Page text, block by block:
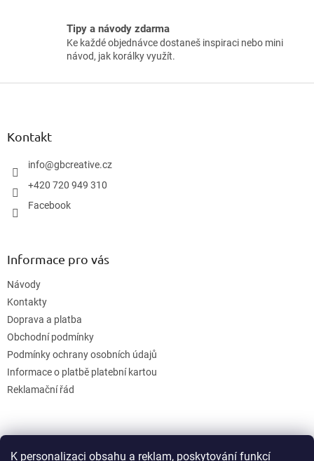
K personalizaci obsahu a reklam, poskytování funkcí
s
u
Tipy a návody zdarma
Ke každé objednávce dostaneš inspiraci nebo mini
návod, jak korálky využít.
Kontakt
info@gbcreative.cz
+420 720 949 310
Facebook
Informace pro vás
Návody
Kontakty
Doprava a platba
Obchodní podmínky
Podmínky ochrany osobních údajů
Informace o platbě platební kartou
Reklamační řád